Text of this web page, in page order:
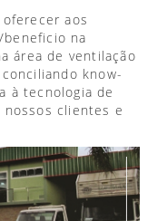
oferecer aos
na
área de ventilação
know-
à tecnologia de
clientes e